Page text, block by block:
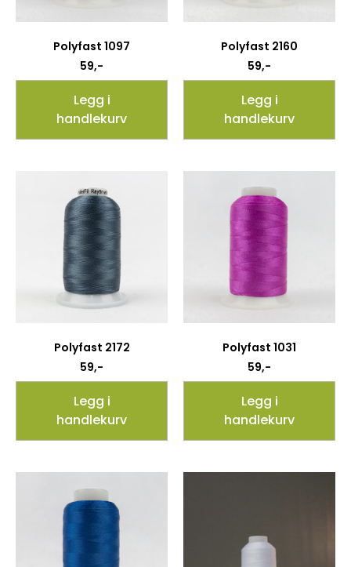
Polyfast 1097
59,-
Legg i
handlekurv
Polyfast 2160
59,-
Legg i
handlekurv
Polyfast 2172
59,-
Legg i
handlekurv
Polyfast 1031
59,-
Legg i
handlekurv